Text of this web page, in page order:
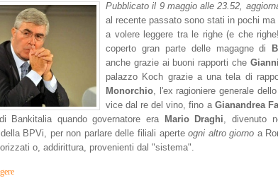
Pubblicato il 9 maggio alle 23.52,
al recente passato sono stati in pochi
a volere leggere tra le righe (e che
coperto gran parte delle magagne di
anche grazie ai buoni rapporti che
palazzo Koch grazie a una tela di
Monorchio, l'ex ragioniere generale
vice dal re del vino, fino a Gianandrea
Bankitalia quando governatore era Mario Draghi, divenuto
BPVi, per non parlare delle filiali aperteogni altro giorno a
o, addirittura, provenienti dal "sistema".